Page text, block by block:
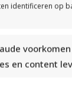
identificeren op
en content